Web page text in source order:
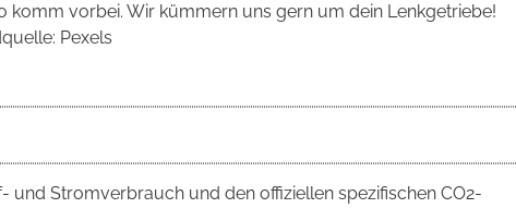
komm vorbei. Wir kümmern uns gern um dein Lenkgetriebe!
Pexels
und Stromverbrauch und den offiziellen spezifischen CO2-